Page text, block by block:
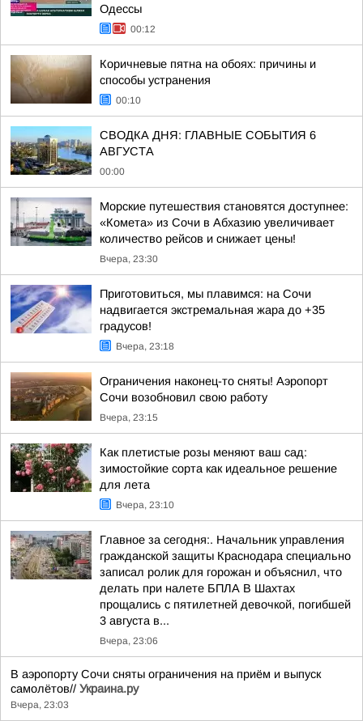
Одессы
00:12
Коричневые пятна на обоях: причины и
способы устранения
00:10
СВОДКА ДНЯ: ГЛАВНЫЕ СОБЫТИЯ 6
АВГУСТА
00:00
Морские путешествия становятся доступнее:
«Комета» из Сочи в Абхазию увеличивает
количество рейсов и снижает цены!
Вчера, 23:30
Приготовиться, мы плавимся: на Сочи
надвигается экстремальная жара до +35
градусов!
Вчера, 23:18
Ограничения наконец-то сняты! Аэропорт
Сочи возобновил свою работу
Вчера, 23:15
Как плетистые розы меняют ваш сад:
зимостойкие сорта как идеальное решение
для лета
Вчера, 23:10
Главное за сегодня:. Начальник управления
гражданской защиты Краснодара специально
записал ролик для горожан и объяснил, что
делать при налете БПЛА В Шахтах
прощались с пятилетней девочкой, погибшей
3 августа в...
Вчера, 23:06
В аэропорту Сочи сняты ограничения на приём и выпуск
самолётов// Украина.ру
Вчера, 23:03